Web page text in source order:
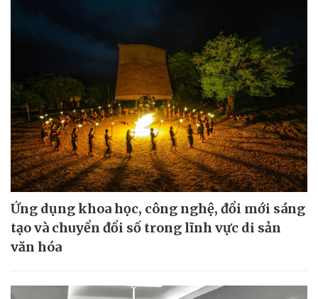
Ứng dụng khoa học, công nghệ, đổi mới sáng
tạo và chuyển đổi số trong lĩnh vực di sản
văn hóa